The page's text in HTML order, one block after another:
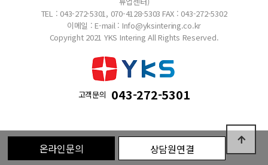
TEL : 043-272-5301, 070-4128-5303 FAX : 043-272-5302
이메일 : E-mail : Info@yksintering.co.kr
Copyright 2021 YKS Intering All Rights Reserved.
고객문의 043-272-5301
온라인문의 상담원연결